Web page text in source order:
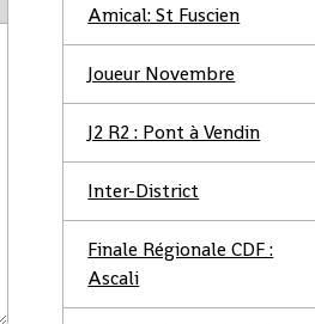
Amical: St Fuscien
Joueur Novembre
J2 R2 : Pont à Vendin
Inter-District
Finale Régionale CDF :
Ascali